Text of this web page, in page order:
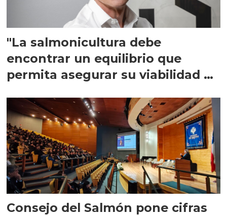
"La salmonicultura debe
encontrar un equilibrio que
permita asegurar su viabilidad de
Consejo del Salmón pone cifras